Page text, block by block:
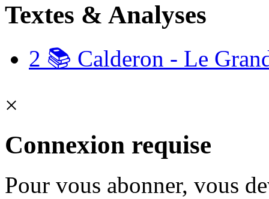
Textes & Analyses
2 📚 Calderon - Le
×
Connexion requise
Pour vous abonner, vous